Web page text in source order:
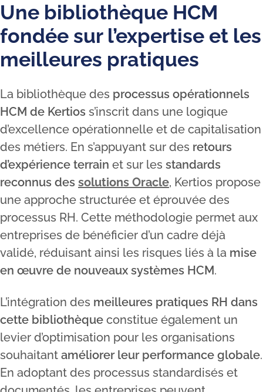
Une bibliothèque HCM
fondée sur l’expertise et les
meilleures pratiques
La bibliothèque des processus opérationnels
HCM de Kertios s’inscrit dans une logique
d’excellence opérationnelle et de capitalisation
des métiers. En s’appuyant sur des retours
d’expérience terrain et sur les standards
reconnus des solutions Oracle, Kertios propose
une approche structurée et éprouvée des
processus RH. Cette méthodologie permet aux
entreprises de bénéficier d’un cadre déjà
validé, réduisant ainsi les risques liés à la mise
en œuvre de nouveaux systèmes HCM.
L’intégration des meilleures pratiques RH dans
cette bibliothèque constitue également un
levier d’optimisation pour les organisations
souhaitant améliorer leur performance globale.
En adoptant des processus standardisés et